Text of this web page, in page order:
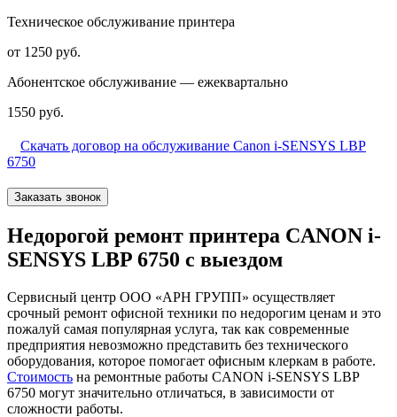
Техническое обслуживание принтера
от 1250 руб.
Абонентское обслуживание — ежеквартально
1550 руб.
Скачать договор на обслуживание Canon i-SENSYS LBP
6750
Заказать звонок
Недорогой ремонт принтера CANON i-
SENSYS LBP 6750 с выездом
Сервисный центр ООО «АРН ГРУПП» осуществляет
срочный ремонт офисной техники по недорогим ценам и это
пожалуй самая популярная услуга, так как современные
предприятия невозможно представить без технического
оборудования, которое помогает офисным клеркам в работе.
Стоимость на ремонтные работы CANON i-SENSYS LBP
6750 могут значительно отличаться, в зависимости от
сложности работы.